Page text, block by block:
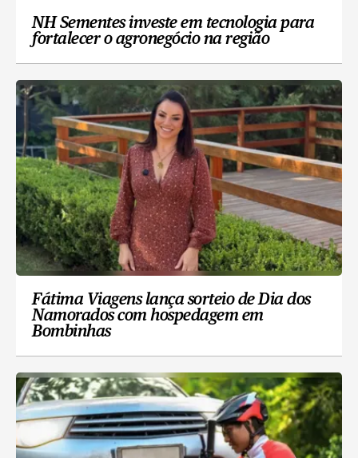
NH Sementes investe em tecnologia para
fortalecer o agronegócio na região
Fátima Viagens lança sorteio de Dia dos
Namorados com hospedagem em
Bombinhas